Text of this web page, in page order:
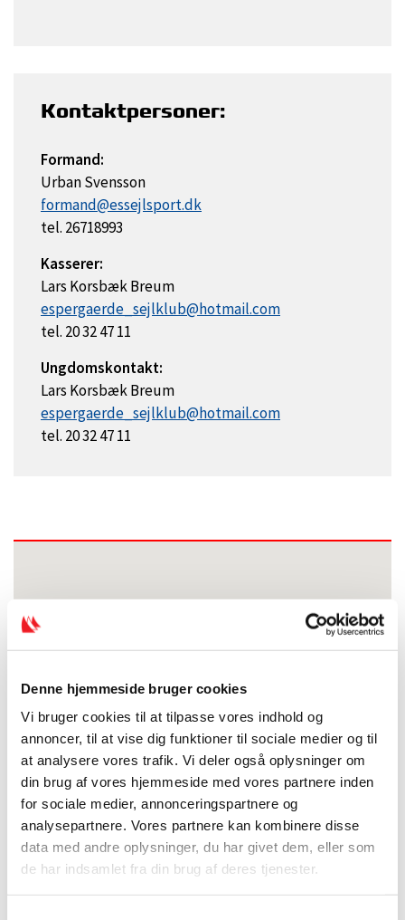
Denne hjemmeside bruger cookies
Vi bruger cookies til at tilpasse vores indhold og
annoncer, til at vise dig funktioner til sociale medier og til
at analysere vores trafik. Vi deler også oplysninger om
din brug af vores hjemmeside med vores partnere inden
for sociale medier, annonceringspartnere og
analysepartnere. Vores partnere kan kombinere disse
data med andre oplysninger, du har givet dem, eller som
de har indsamlet fra din brug af deres tjenester.
Kontaktpersoner:
Formand:
Urban Svensson
formand@essejlsport.dk
tel. 26718993
Kasserer:
Lars Korsbæk Breum
espergaerde_sejlklub@hotmail.com
tel. 20 32 47 11
Ungdomskontakt:
Lars Korsbæk Breum
espergaerde_sejlklub@hotmail.com
tel. 20 32 47 11